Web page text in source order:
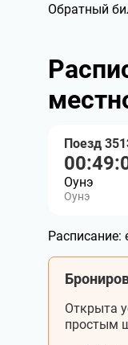
Обратный
Поезд
Оунэ
Оунэ
Расписание:
Открыта
простым